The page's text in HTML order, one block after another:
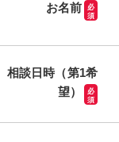
お名前
必
須
相談日時（第1希
望）
必
須